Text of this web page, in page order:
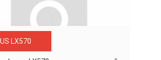
LX570